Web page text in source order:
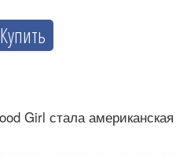
Купить
Girl стала американская